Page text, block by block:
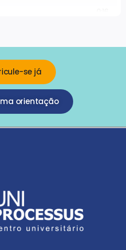
se já
orientação